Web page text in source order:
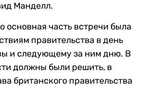
Манделл.
основная часть встречи была
правительства в день
и следующему за ним дню. В
должны были решить, в
британского правительства